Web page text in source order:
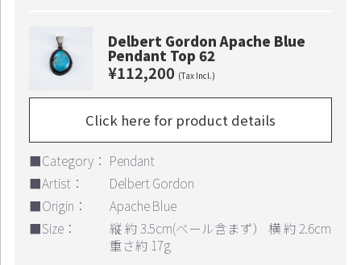
Delbert Gordon Apache Blue
Pendant Top 62
¥112,200 (Tax Incl.)
Click here for product details
■Category： Pendant
■Artist：
Delbert Gordon
■Origin：
Apache Blue
■Size：
縦 約 3.5cm(ベール含まず） 横 約 2.6cm
重さ約 17g